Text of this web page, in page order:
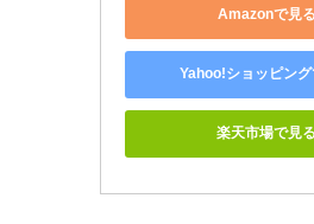
Amazonで見る
Yahoo!ショッピング
楽天市場で見る